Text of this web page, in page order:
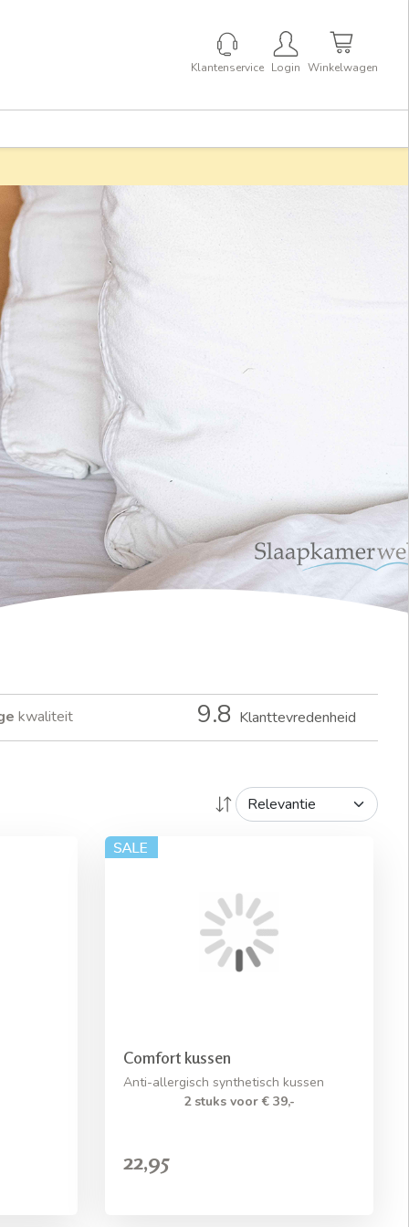
Klantenservice Login Winkelwagen
kwaliteit 9.8 Klanttevredenheid
Comfort kussen
Anti-allergisch synthetisch kussen
2 stuks voor € 39,-
22,95